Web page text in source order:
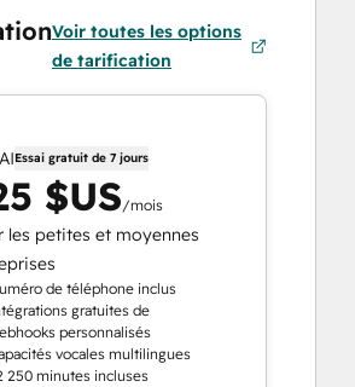
Voir toutes les options
de tarification
Essai gratuit de 7 jours
$US/mois
les petites et moyennes
de téléphone inclus
gratuites de
personnalisés
vocales multilingues
250 minutes incluses